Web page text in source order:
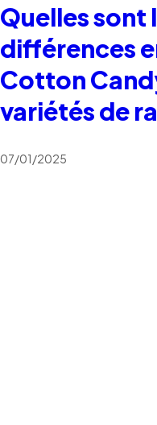
Quelles sont
différences
Cotton
variétés de
07/01/2025